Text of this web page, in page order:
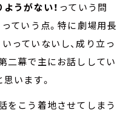
ようがない！ っていう問
っていう点。特に劇場用長
っていないし、成り立っ
二幕で主にお話ししてい
います。
をこう着地させてしまう